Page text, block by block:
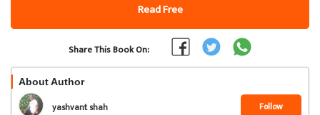
Read Free
Share This Book On:
About Author
yashvant shah Follow